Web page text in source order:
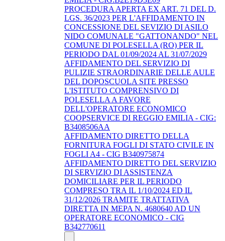
PROCEDURA APERTA EX ART. 71 DEL D.
LGS. 36/2023 PER L'AFFIDAMENTO IN
CONCESSIONE DEL SEVIZIO DI ASILO
NIDO COMUNALE "GATTONANDO" NEL
COMUNE DI POLESELLA (RO) PER IL
PERIODO DAL 01/09/2024 AL 31/07/2029
AFFIDAMENTO DEL SERVIZIO DI
PULIZIE STRAORDINARIE DELLE AULE
DEL DOPOSCUOLA SITE PRESSO
L'ISTITUTO COMPRENSIVO DI
POLESELLA A FAVORE
DELL'OPERATORE ECONOMICO
COOPSERVICE DI REGGIO EMILIA - CIG:
B3408506AA
AFFIDAMENTO DIRETTO DELLA
FORNITURA FOGLI DI STATO CIVILE IN
FOGLI A4 - CIG B340975874
AFFIDAMENTO DIRETTO DEL SERVIZIO
DI SERVIZIO DI ASSISTENZA
DOMICILIARE PER IL PERIODO
COMPRESO TRA IL 1/10/2024 ED IL
31/12/2026 TRAMITE TRATTATIVA
DIRETTA IN MEPA N. 4680640 AD UN
OPERATORE ECONOMICO - CIG
B342770611